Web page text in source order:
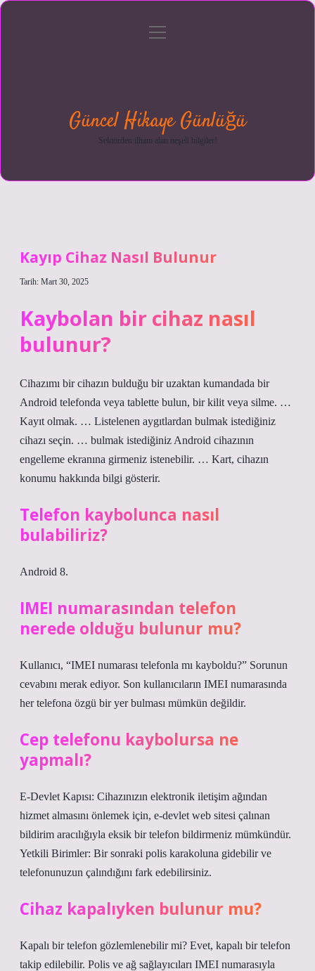
menüyü
Güncel Hikaye Günlüğü
Sektörden ilham alan neşeli bilgiler!
Kayıp Cihaz Nasıl Bulunur
Tarih: Mart 30, 2025
Kaybolan bir cihaz nasıl
bulunur?
Cihazımı bir cihazın bulduğu bir uzaktan kumandada bir
Android telefonda veya tablette bulun, bir kilit veya silme. …
Kayıt olmak. … Listelenen aygıtlardan bulmak istediğiniz
cihazı seçin. … bulmak istediğiniz Android cihazının
engelleme ekranına girmeniz istenebilir. … Kart, cihazın
konumu hakkında bilgi gösterir.
Telefon kaybolunca nasıl
bulabiliriz?
Android 8.
IMEI numarasından telefon
nerede olduğu bulunur mu?
Kullanıcı, “IMEI numarası telefonla mı kayboldu?” Sorunun
cevabını merak ediyor. Son kullanıcıların IMEI numarasında
her telefona özgü bir yer bulması mümkün değildir.
Cep telefonu kaybolursa ne
yapmalı?
E-Devlet Kapısı: Cihazınızın elektronik iletişim ağından
hizmet almasını önlemek için, e-devlet web sitesi çalınan
bildirim aracılığıyla eksik bir telefon bildirmeniz mümkündür.
Yetkili Birimler: Bir sonraki polis karakoluna gidebilir ve
telefonunuzun çalındığını fark edebilirsiniz.
Cihaz kapalıyken bulunur mu?
Kapalı bir telefon gözlemlenebilir mi? Evet, kapalı bir telefon
takip edilebilir. Polis ve ağ sağlayıcıları IMEI numarasıyla